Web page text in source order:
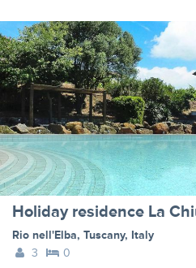
Rio nell'Elba, Tuscany, Italy
3
0